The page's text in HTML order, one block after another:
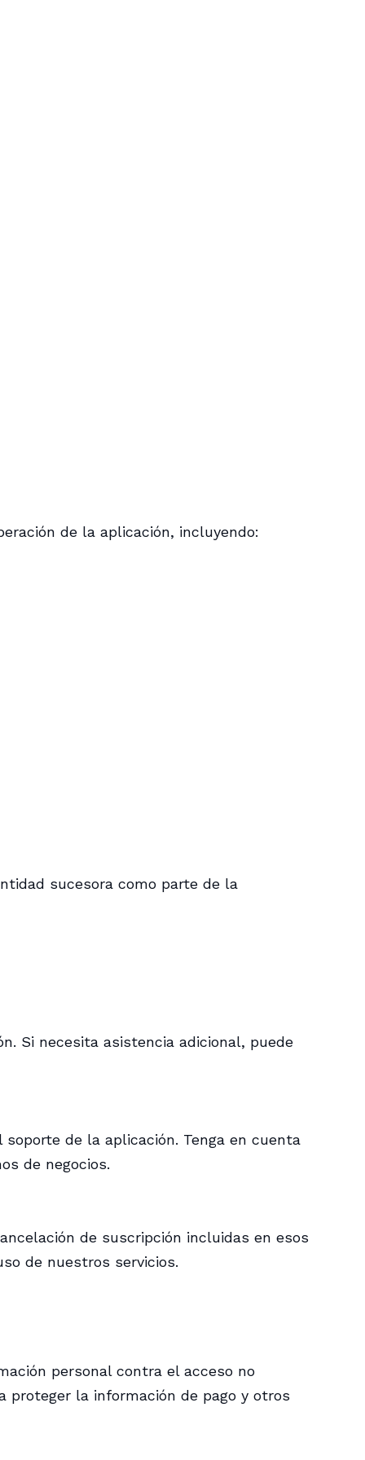
de la aplicación, incluyendo:
sucesora como parte de la
Si necesita asistencia adicional, puede
de la aplicación. Tenga en cuenta
de negocios.
de suscripción incluidas en esos
de nuestros servicios.
personal contra el acceso no
proteger la información de pago y otros